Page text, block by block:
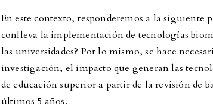
En este contexto, responderemos a la siguiente
conlleva la implementación de tecnologías
las universidades? Por lo mismo, se hace
investigación, el impacto que generan las
de educación superior a partir de la revisión de
últimos 5 años.